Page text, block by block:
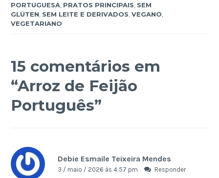
PORTUGUESA, PRATOS PRINCIPAIS, SEM
GLÚTEN, SEM LEITE E DERIVADOS,VEGANO,
VEGETARIANO
15 comentários em
“Arroz de Feijão
Português”
Debie Esmaile Teixeira Mendes
3 / maio / 2026 às 4:57 pm Responder